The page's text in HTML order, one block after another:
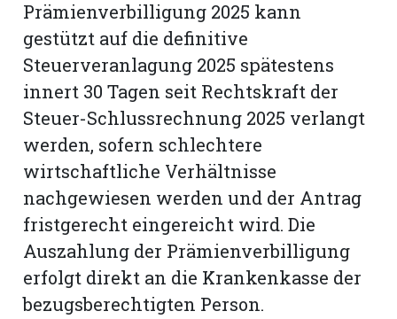
Prämienverbilligung 2025 kann
gestützt auf die definitive
Steuerveranlagung 2025 spätestens
innert 30 Tagen seit Rechtskraft der
Steuer-Schlussrechnung 2025 verlangt
werden, sofern schlechtere
wirtschaftliche Verhältnisse
nachgewiesen werden und der Antrag
fristgerecht eingereicht wird. Die
Auszahlung der Prämienverbilligung
erfolgt direkt an die Krankenkasse der
bezugsberechtigten Person.